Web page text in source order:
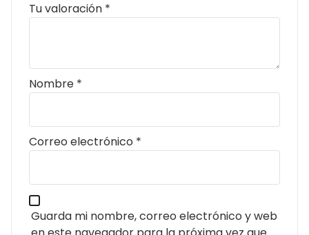
Tu valoración *
Nombre *
Correo electrónico *
Guarda mi nombre, correo electrónico y web